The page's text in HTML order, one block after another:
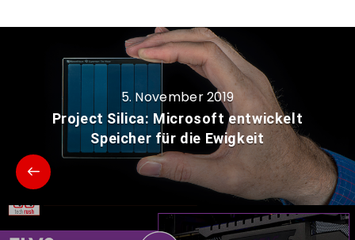
5. November 2019
Project Silica: Microsoft entwickelt
Speicher für die Ewigkeit